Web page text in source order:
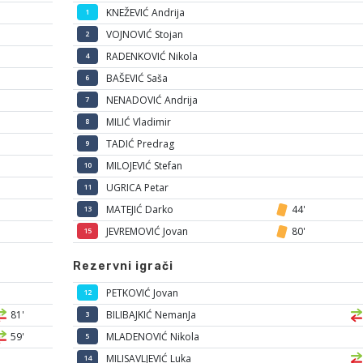
81'
59'
1 KNEŽEVIĆ Andrija
2 VOJNOVIĆ Stojan
4 RADENKOVIĆ Nikola
6 BAŠEVIĆ Saša
7 NENADOVIĆ Andrija
8 MILIĆ Vladimir
9 TADIĆ Predrag
10 MILOJEVIĆ Stefan
11 UGRICA Petar
13 MATEJIĆ Darko 44'
15 JEVREMOVIĆ Jovan 80'
Rezervni igrači
12 PETKOVIĆ Jovan
3 BILIBAJKIĆ NemanJa
5 MLADENOVIĆ Nikola
14 MILISAVLJEVIĆ Luka